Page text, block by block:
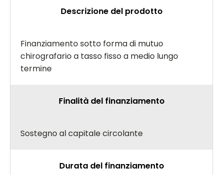
Descrizione del prodotto
Finanziamento sotto forma di mutuo
chirografario a tasso fisso a medio lungo
termine
Finalità del finanziamento
Sostegno al capitale circolante
Durata del finanziamento